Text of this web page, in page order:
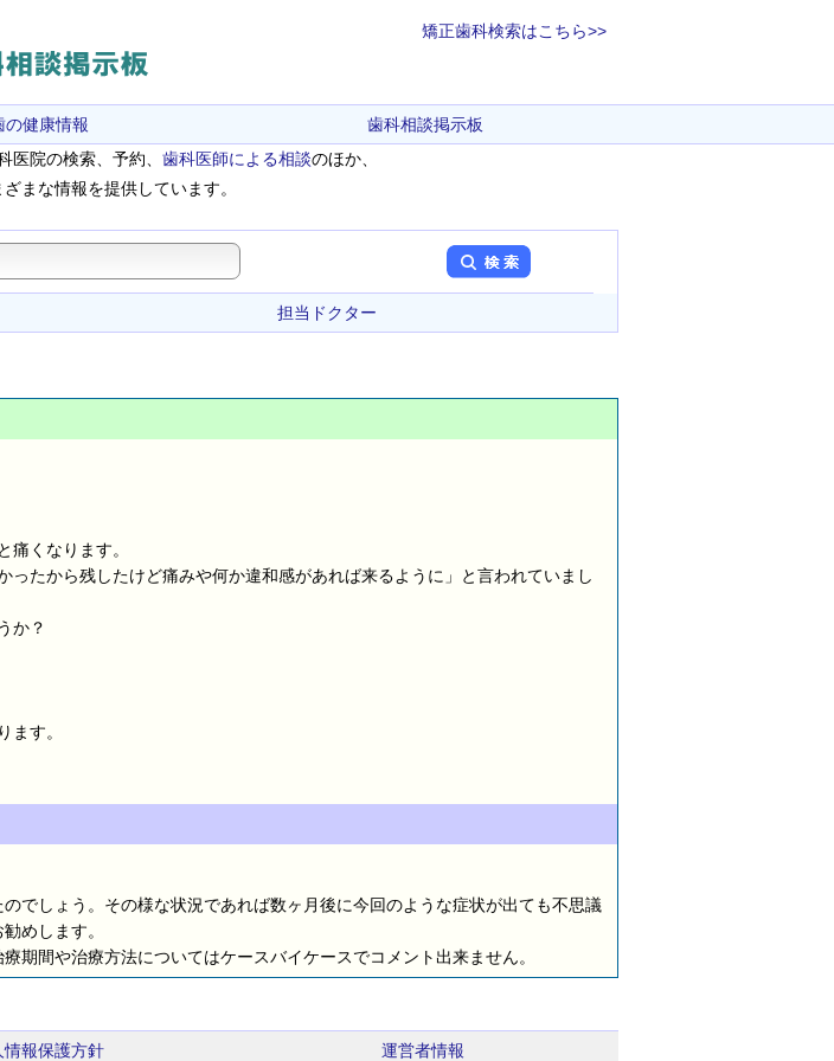
矯正歯科検索はこちら>>
の健康情報
歯科相談掲示板
医院の検索、予約、 歯科医師による相談のほか、
まな情報を提供しています。
担当ドクター
くなります。
たから残したけど痛みや何か違和感があれば来るように」と言われていまし
か？
ます。
でしょう。その様な状況であれば数ヶ月後に今回のような症状が出ても不思議
めします。
期間や治療方法についてはケースバイケースでコメント出来ません。
情報保護方針 運営者情報